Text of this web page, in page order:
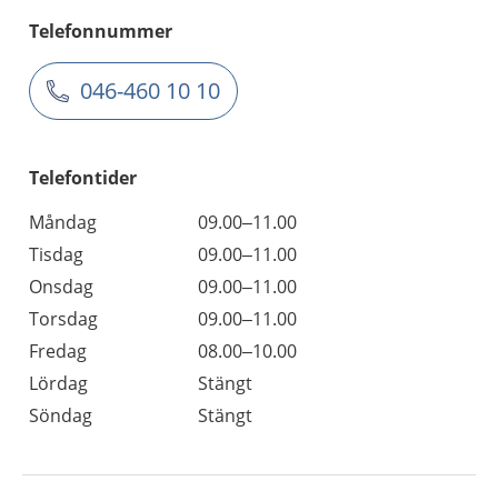
Telefonnummer
046-460 10 10
Telefontider
Måndag
09.00–11.00
Tisdag
09.00–11.00
Onsdag
09.00–11.00
Torsdag
09.00–11.00
Fredag
08.00–10.00
Lördag
Stängt
Söndag
Stängt